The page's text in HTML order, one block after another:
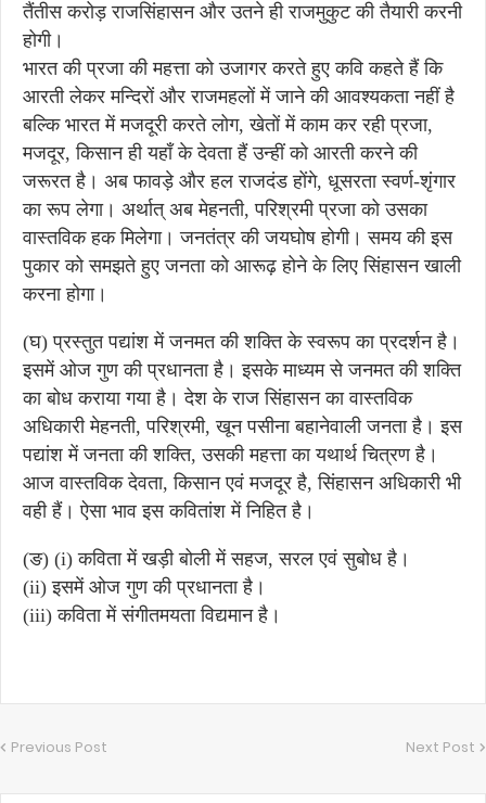
तैंतीस करोड़ राजसिंहासन और उतने ही राजमुकुट की तैयारी करनी
होगी।
भारत की प्रजा की महत्ता को उजागर करते हुए कवि कहते हैं कि
आरती लेकर मन्दिरों और राजमहलों में जाने की आवश्यकता नहीं है
बल्कि भारत में मजदूरी करते लोग, खेतों में काम कर रही प्रजा,
मजदूर, किसान ही यहाँ के देवता हैं उन्हीं को आरती करने की
जरूरत है। अब फावड़े और हल राजदंड होंगे, धूसरता स्वर्ण-शृंगार
का रूप लेगा। अर्थात् अब मेहनती, परिश्रमी प्रजा को उसका
वास्तविक हक मिलेगा। जनतंत्र की जयघोष होगी। समय की इस
पुकार को समझते हुए जनता को आरूढ़ होने के लिए सिंहासन खाली
करना होगा।
(घ) प्रस्तुत पद्यांश में जनमत की शक्ति के स्वरूप का प्रदर्शन है।
इसमें ओज गुण की प्रधानता है। इसके माध्यम से जनमत की शक्ति
का बोध कराया गया है। देश के राज सिंहासन का वास्तविक
अधिकारी मेहनती, परिश्रमी, खून पसीना बहानेवाली जनता है। इस
पद्यांश में जनता की शक्ति, उसकी महत्ता का यथार्थ चित्रण है।
आज वास्तविक देवता, किसान एवं मजदूर है, सिंहासन अधिकारी भी
वही हैं। ऐसा भाव इस कवितांश में निहित है।
(ङ) (i) कविता में खड़ी बोली में सहज, सरल एवं सुबोध है।
(ii) इसमें ओज गुण की प्रधानता है।
(iii) कविता में संगीतमयता विद्यमान है।
Previous Post Next Post